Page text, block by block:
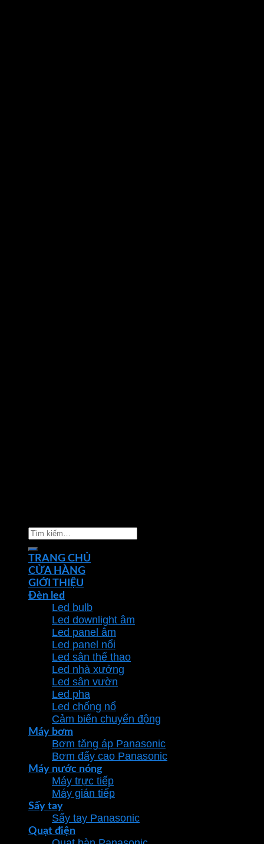
Tìm
TRANG CHỦ
CỬA HÀNG
GIỚI THIỆU
Đèn led
Led bulb
Led downlight âm
Led panel âm
Led panel nổi
Led sân thể thao
Led nhà xưởng
Led sân vườn
Led pha
Led chống nổ
Cảm biến chuyển động
Máy bơm
Bơm tăng áp Panasonic
Bơm đẩy cao Panasonic
Máy nước nóng
Máy trực tiếp
Máy gián tiếp
Sấy tay
Sấy tay Panasonic
Quạt điện